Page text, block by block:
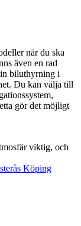
när du ska
även en rad
biluthyrning i
Du kan välja till
gör det möjligt
viktig, och
Köping